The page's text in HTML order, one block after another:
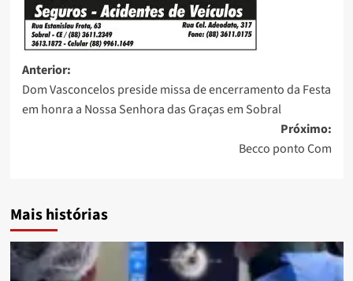
Anterior:
Dom Vasconcelos preside missa de encerramento da Festa
em honra a Nossa Senhora das Graças em Sobral
Próximo:
Becco ponto Com
Mais histórias